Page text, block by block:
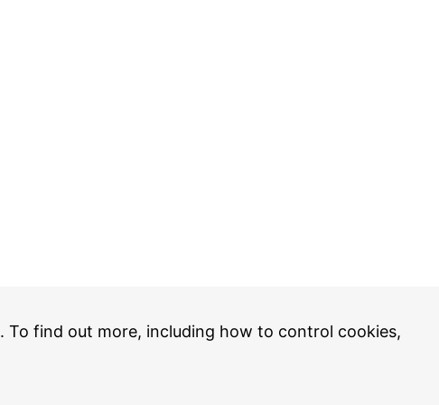
To find out more, including how to control cookies,